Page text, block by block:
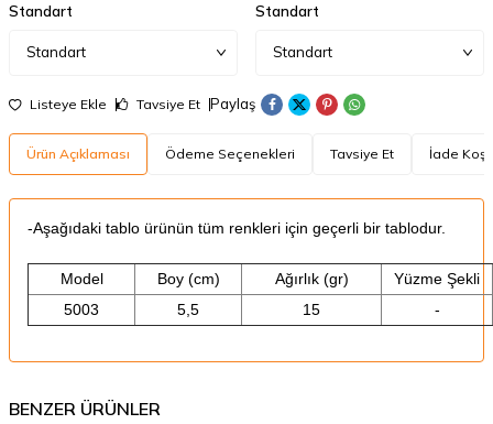
Standart Standart
Listeye Ekle Tavsiye Et Paylaş
Ürün Açıklaması Ödeme Seçenekleri Tavsiye Et İade
-Aşağıdaki tablo ürünün tüm renkleri için geçerli bir tablodur.
Model Boy (cm) Ağırlık (gr)
Yüzme Şekli
5003
5,5 15 -
BENZER ÜRÜNLER